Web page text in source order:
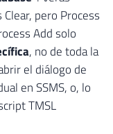
pero Process
Add solo
, no de toda la
el diálogo de
en SSMS, o, lo
TMSL